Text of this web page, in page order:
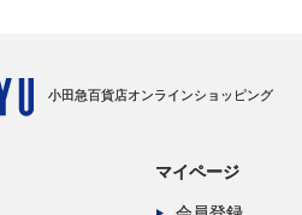
小田急百貨店オンラインショッピング
マイページ